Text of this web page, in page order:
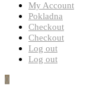
My Account
Pokladna
Checkout
Checkout
Log out
Log out
0